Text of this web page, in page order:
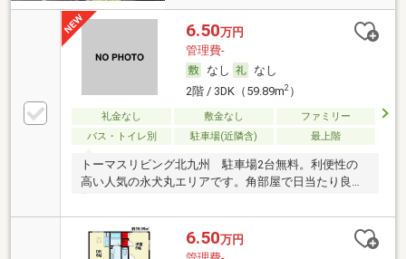
6.50万円
管理費-
なし
なし
2階 / 3DK（59.89m2）
礼金なし 敷金なし
ファミリー
バス・トイレ別
駐車場(近隣含) 最上階
トーマスリビング北九州 駐車場2台無料。利便性の
高い人気の永犬丸エリアです。角部屋で日当たり良
6.50万円